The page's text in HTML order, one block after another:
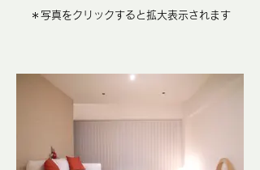
＊ 写真をクリックすると拡大表示されます